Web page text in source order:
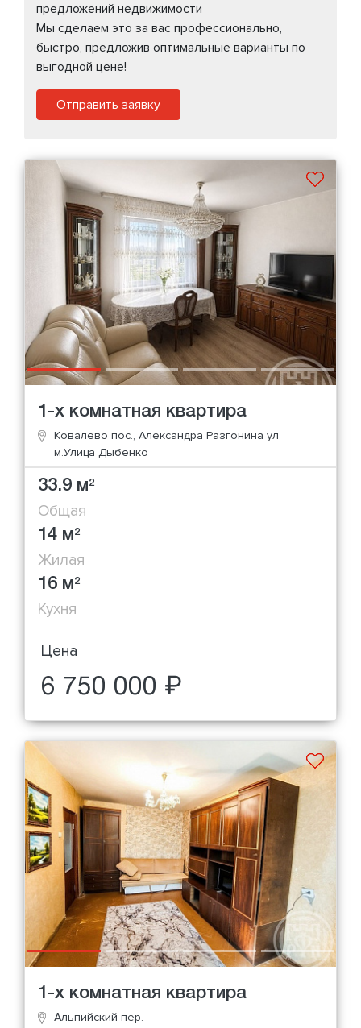
предложений недвижимости
Мы сделаем это за вас профессионально,
быстро, предложив оптимальные варианты по
выгодной цене!
Отправить заявку
1-х комнатная квартира
Ковалево пос., Александра Разгонина ул
м.Улица Дыбенко
33.9 м2
Общая
14 м2
Жилая
16 м2
Кухня
Цена
6 750 000 ₽
1-х комнатная квартира
Альпийский пер.